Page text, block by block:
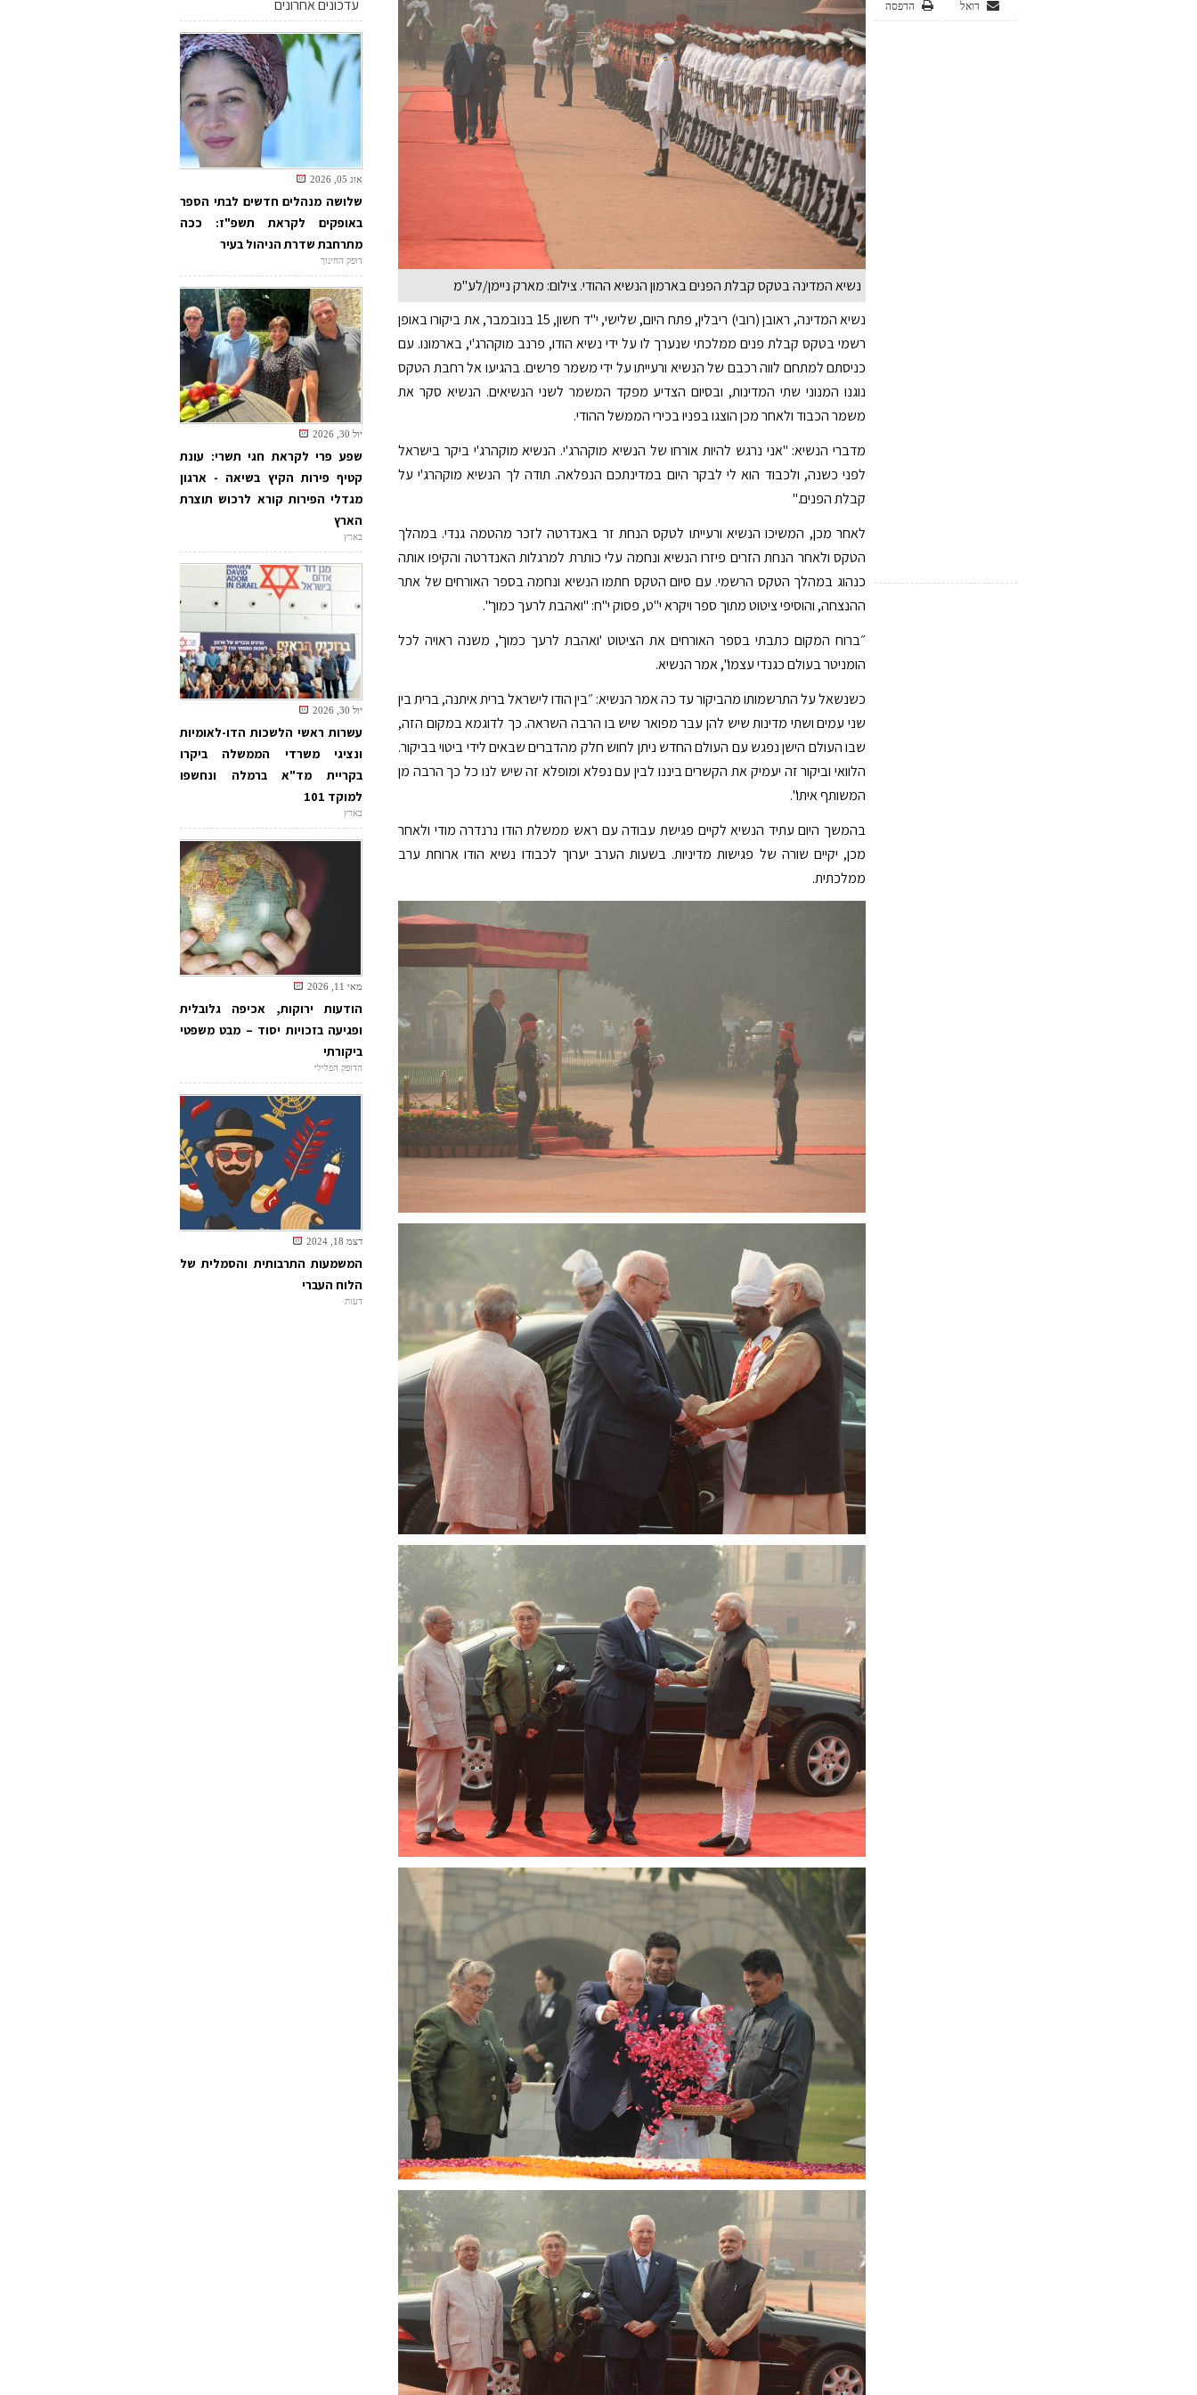
הדפסה דואל
נשיא המדינה בטקס קבלת הפנים בארמון הנשיא ההודי. צילום: מארק ניימן/לע"מ
נשיא המדינה, ראובן (רובי) ריבלין, פתח היום, שלישי, י"ד חשון, 15 בנובמבר, את ביקורו באופן
רשמי בטקס קבלת פנים ממלכתי שנערך לו על ידי נשיא הודו, פרנב מוקהרג'י, בארמונו. עם
כניסתם למתחם לווה רכבם של הנשיא ורעייתו על ידי משמר פרשים. בהגיעו אל רחבת הטקס
נוגנו המנוני שתי המדינות, ובסיום הצדיע מפקד המשמר לשני הנשיאים. הנשיא סקר את
משמר הכבוד ולאחר מכן הוצגו בפניו בכירי הממשל ההודי.
מדברי הנשיא: "אני נרגש להיות אורחו של הנשיא מוקהרג'י. הנשיא מוקהרג'י ביקר בישראל
לפני כשנה, ולכבוד הוא לי לבקר היום במדינתכם הנפלאה. תודה לך הנשיא מוקהרג'י על
קבלת הפנים."
לאחר מכן, המשיכו הנשיא ורעייתו לטקס הנחת זר באנדרטה לזכר מהטמה גנדי. במהלך
הטקס ולאחר הנחת הזרים פיזרו הנשיא ונחמה עלי כותרת למרגלות האנדרטה והקיפו אותה
כנהוג במהלך הטקס הרשמי. עם סיום הטקס חתמו הנשיא ונחמה בספר האורחים של אתר
ההנצחה, והוסיפי ציטוט מתוך ספר ויקרא י"ט, פסוק י"ח: "ואהבת לרעך כמוך".
״ברוח המקום כתבתי בספר האורחים את הציטוט 'ואהבת לרעך כמוך', משנה ראויה לכל
הומניטר בעולם כגנדי עצמו", אמר הנשיא.
כשנשאל על התרשמותו מהביקור עד כה אמר הנשיא: ״בין הודו לישראל ברית איתנה, ברית בין
שני עמים ושתי מדינות שיש להן עבר מפואר שיש בו הרבה השראה. כך לדוגמא במקום הזה,
שבו העולם הישן נפגש עם העולם החדש ניתן לחוש חלק מהדברים שבאים לידי ביטוי בביקור.
הלוואי וביקור זה יעמיק את הקשרים ביננו לבין עם נפלא ומופלא זה שיש לנו כל כך הרבה מן
המשותף איתו".
בהמשך היום עתיד הנשיא לקיים פגישת עבודה עם ראש ממשלת הודו נרנדרה מודי ולאחר
מכן, יקיים שורה של פגישות מדיניות. בשעות הערב יערוך לכבודו נשיא הודו ארוחת ערב
ממלכתית.
עדכונים אחרונים
אוג 05, 2026
שלושה מנהלים חדשים לבתי הספר
באופקים לקראת תשפ"ז: ככה
מתרחבת שדרת הניהול בעיר
דופק החינוך
יול 30, 2026
שפע פרי לקראת חגי תשרי: עונת
קטיף פירות הקיץ בשיאה - ארגון
מגדלי הפירות קורא לרכוש תוצרת
הארץ
בארץ
יול 30, 2026
עשרות ראשי הלשכות הדו-לאומיות
ונציגי משרדי הממשלה ביקרו
בקריית מד"א ברמלה ונחשפו
למוקד 101
בארץ
מאי 11, 2026
הודעות ירוקות, אכיפה גלובלית
ופגיעה בזכויות יסוד – מבט משפטי
ביקורתי
הדופק הפלילי
דצמ 18, 2024
המשמעות התרבותית והסמלית של
הלוח העברי
דעות